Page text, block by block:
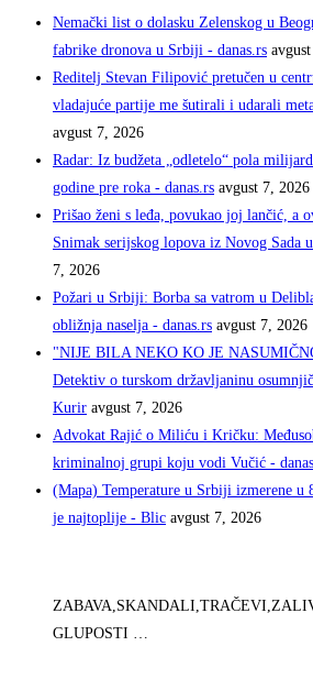
Nemački list o dolasku Zelenskog u
fabrike dronova u Srbiji - danas.rs
Reditelj Stevan Filipović pretučen u
vladajuće partije me šutirali i udarali
avgust 7, 2026
Radar: Iz budžeta „odletelo“ pola
godine pre roka - danas.rs avgust 7, 2026
Prišao ženi s leđa, povukao joj lančić, a
Snimak serijskog lopova iz Novog Sada
7, 2026
Požari u Srbiji: Borba sa vatrom u
obližnja naselja - danas.rs avgust 7, 2026
"NIJE BILA NEKO KO JE
Detektiv o turskom državljaninu
Kurir avgust 7, 2026
Advokat Rajić o Miliću i Kričku:
kriminalnoj grupi koju vodi Vučić -
(Mapa) Temperature u Srbiji izmerene u
je najtoplije - Blic avgust 7, 2026
GLUPOSTI …